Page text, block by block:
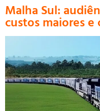
Malha Sul:
custos maiores